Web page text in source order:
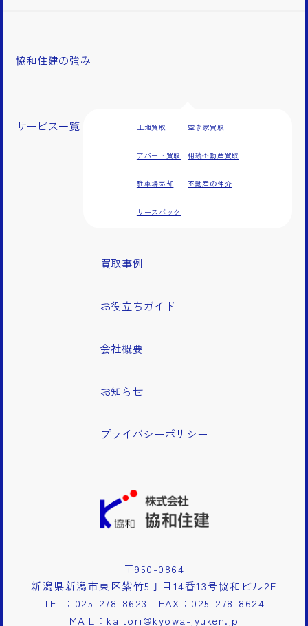
協和住建の強み
サービス一覧 土地買取 空き家買取
アパート買取 相続不動産買取
駐車場売却 不動産の仲介
リースバック
買取事例
お役立ちガイド
会社概要
お知らせ
プライバシーポリシー
〒950-0864
新潟県新潟市東区紫竹5丁目14番13号協和ビル2F
TEL： 025-278-8623 FAX： 025-278-8624
MAIL： kaitori@kyowa-jyuken.jp